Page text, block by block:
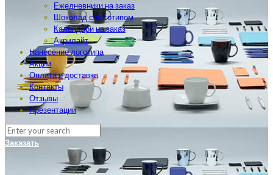
Ежедневники на заказ
Шоколад с логотипом
Календари на заказ
Акрилайт
Нанесение логотипа
Акции
Оплата и доставка
Контакты
Отзывы
Презентации
Заказать